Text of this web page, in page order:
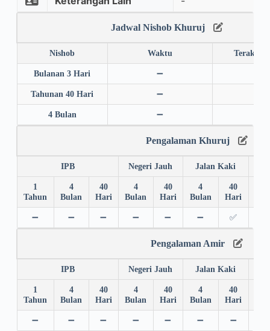
Jadwal Nishob Khuruj
Nishob Waktu Terakhir
Bulanan 3 Hari ➖
Tahunan 40 Hari ➖
4 Bulan ➖
Pengalaman Khuruj
IPB Negeri Jauh Jalan Kaki
1
Tahun
4
Bulan
40
Hari
4
Bulan
40
Hari
4
Bulan
40
Hari
➖ ➖ ➖ ➖ ➖ ➖ ✅
Pengalaman Amir
IPB Negeri Jauh Jalan Kaki
1
Tahun
4
Bulan
40
Hari
4
Bulan
40
Hari
4
Bulan
40
Hari
➖ ➖ ➖ ➖ ➖ ➖ ➖